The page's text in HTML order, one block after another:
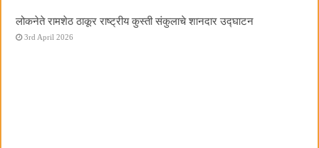
लोकनेते रामशेठ ठाकूर राष्ट्रीय कुस्ती संकुलाचे शानदार उद्घाटन
3rd April 2026